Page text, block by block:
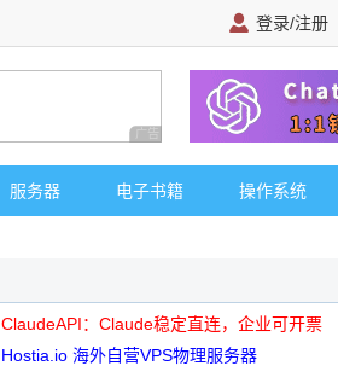
登录/注册
广告 商业广告，理性选择
服务器 电子书籍 操作系统
ClaudeAPI：Claude稳定直连，企业可开票
Hostia.io 海外自营VPS物理服务器